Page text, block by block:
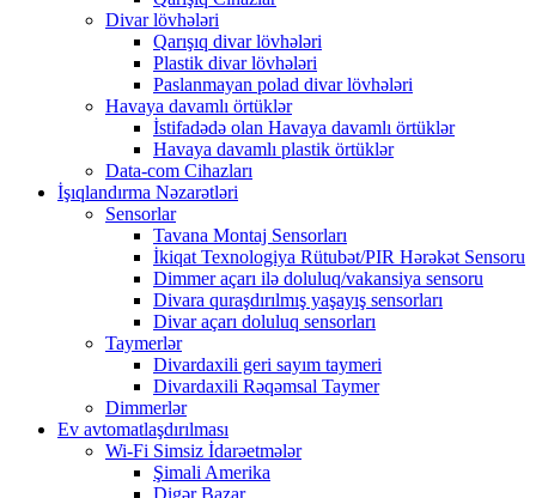
Divar lövhələri
Qarışıq divar lövhələri
Plastik divar lövhələri
Paslanmayan polad divar lövhələri
Havaya davamlı örtüklər
İstifadədə olan Havaya davamlı örtüklər
Havaya davamlı plastik örtüklər
Data-com Cihazları
İşıqlandırma Nəzarətləri
Sensorlar
Tavana Montaj Sensorları
İkiqat Texnologiya Rütubət/PIR Hərəkət Sensoru
Dimmer açarı ilə doluluq/vakansiya sensoru
Divara quraşdırılmış yaşayış sensorları
Divar açarı doluluq sensorları
Taymerlər
Divardaxili geri sayım taymeri
Divardaxili Rəqəmsal Taymer
Dimmerlər
Ev avtomatlaşdırılması
Wi-Fi Simsiz İdarəetmələr
Şimali Amerika
Digər Bazar